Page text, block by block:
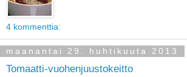
4 kommenttia:
maanantai 29. huhtikuuta 2013
Tomaatti-vuohenjuustokeitto